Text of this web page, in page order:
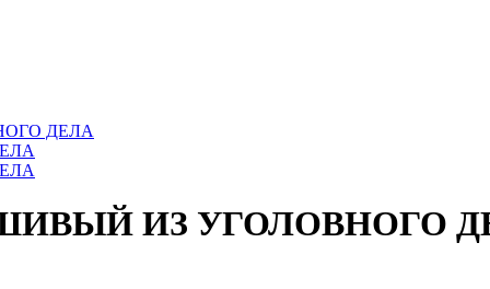
ДЕЛА
ИЗ УГОЛОВНОГО